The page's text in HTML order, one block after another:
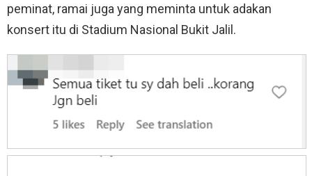
peminat, ramai juga yang meminta untuk adakan
konsert itu di Stadium Nasional Bukit Jalil.